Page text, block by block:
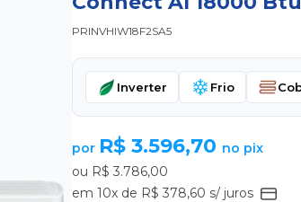
PRINVHIW18F2SA5
Inverter Frio
por R$ 3.596,70 no pix
ou R$ 3.786,00
em 10x de R$ 378,60 s/ juros